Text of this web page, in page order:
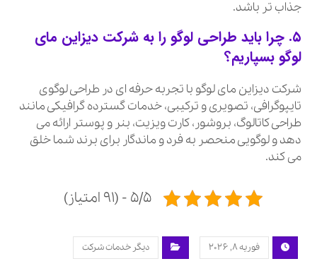
جذاب تر باشد.
۵. چرا باید طراحی لوگو را به شرکت دیزاین مای
لوگو بسپاریم؟
شرکت دیزاین مای لوگو با تجربه حرفه ای در طراحی لوگوی
تایپوگرافی، تصویری و ترکیبی، خدمات گسترده گرافیکی مانند
طراحی کاتالوگ، بروشور، کارت ویزیت، بنر و پوستر ارائه می
دهد و لوگویی منحصر به فرد و ماندگار برای برند شما خلق
می کند.
۵/۵ - (۹۱ امتیاز)
فوریه ۸, ۲۰۲۶ دیگر خدمات شرکت